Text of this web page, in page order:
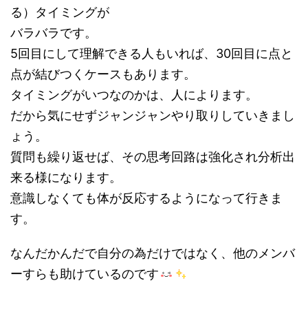
る）タイミングが
バラバラです。
5回目にして理解できる人もいれば、30回目に点と
点が結びつくケースもあります。
タイミングがいつなのかは、人によります。
だから気にせずジャンジャンやり取りしていきまし
ょう。
質問も繰り返せば、その思考回路は強化され分析出
来る様になります。
意識しなくても体が反応するようになって行きま
す。
なんだかんだで自分の為だけではなく、他のメンバ
ーすらも助けているのです